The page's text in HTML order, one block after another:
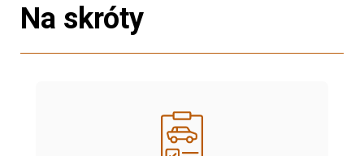
Na skróty